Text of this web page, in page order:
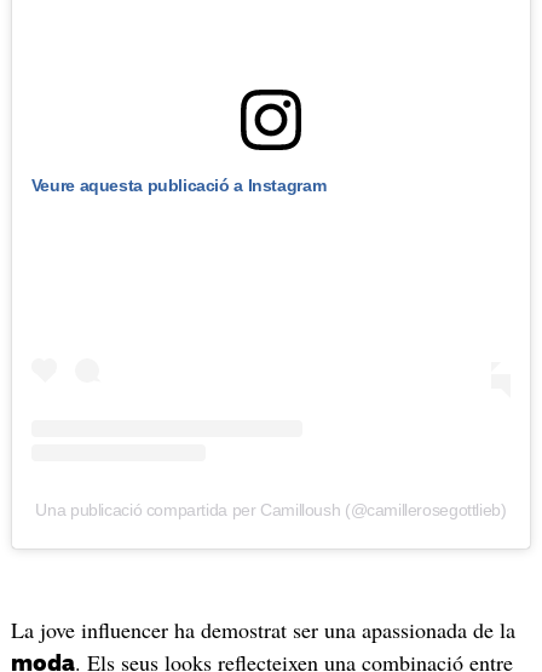
Veure aquesta publicació a Instagram
Una publicació compartida per Camilloush (@camillerosegottlieb)
La jove influencer ha demostrat ser una apassionada de la
moda. Els seus looks reflecteixen una combinació entre